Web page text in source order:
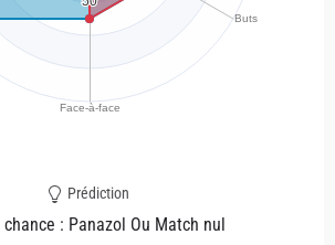
Prédiction
chance : Panazol Ou Match nul